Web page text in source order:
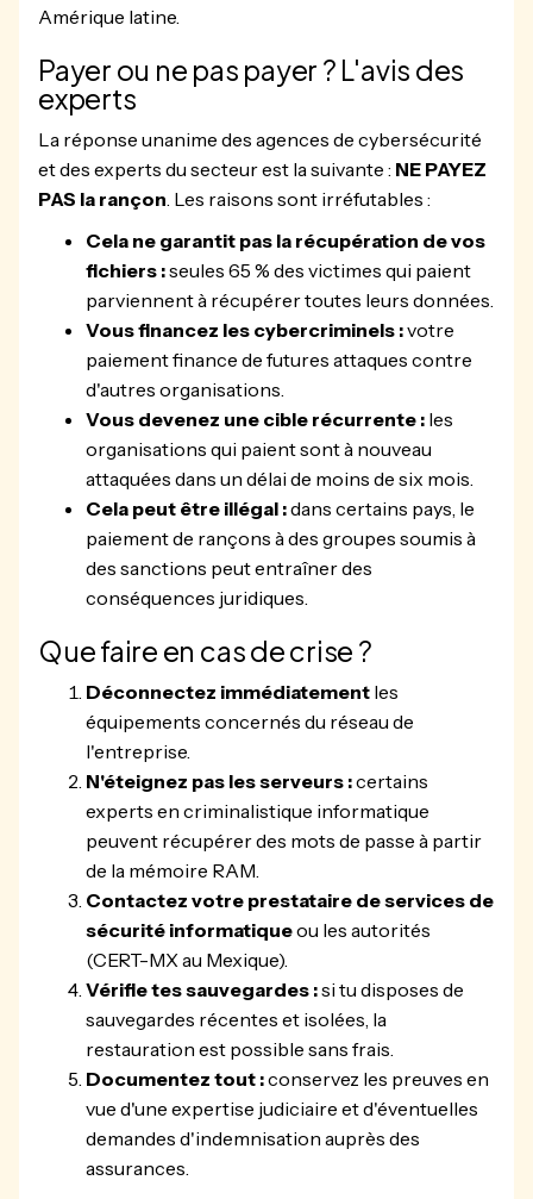
Amérique latine.
Payer ou ne pas payer ? L'avis des
experts
La réponse unanime des agences de cybersécurité
et des experts du secteur est la suivante : NE PAYEZ
PAS la rançon. Les raisons sont irréfutables :
Cela ne garantit pas la récupération de vos
fichiers :seules 65 % des victimes qui paient
parviennent à récupérer toutes leurs données.
Vous financez les cybercriminels :votre
paiement finance de futures attaques contre
d'autres organisations.
Vous devenez une cible récurrente : les
organisations qui paient sont à nouveau
attaquées dans un délai de moins de six mois.
Cela peut être illégal :dans certains pays, le
paiement de rançons à des groupes soumis à
des sanctions peut entraîner des
conséquences juridiques.
Que faire en cas de crise ?
Déconnectez immédiatement les
équipements concernés du réseau de
l'entreprise.
N'éteignez pas les serveurs :certains
experts en criminalistique informatique
peuvent récupérer des mots de passe à partir
de la mémoire RAM.
Contactez votre prestataire de services de
sécurité informatiqueou les autorités
(CERT-MX au Mexique).
Vérifie tes sauvegardes :si tu disposes de
sauvegardes récentes et isolées, la
restauration est possible sans frais.
Documentez tout :conservez les preuves en
vue d'une expertise judiciaire et d'éventuelles
demandes d'indemnisation auprès des
assurances.